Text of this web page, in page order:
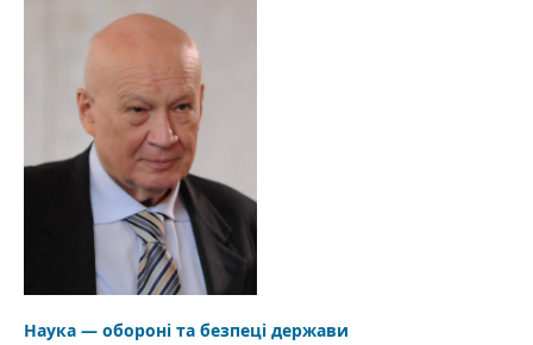
Наука — обороні та безпеці держави